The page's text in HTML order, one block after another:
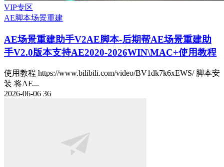
VIP专区
AE脚本场景重建
AE场景重建助手V2AE脚本-后期帮AE场景重建助
手V2.0版本支持AE2020-2026WIN\MAC+使用教程
使用教程 https://www.bilibili.com/video/BV1dk7k6xEWS/ 脚本安
装 将AE...
2026-06-06 36